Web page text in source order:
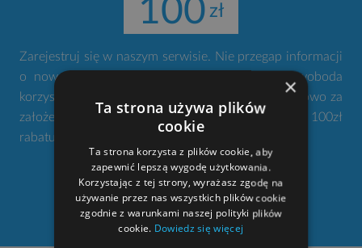
100
Zarejestruj się w naszym serwisie. Nie przegap informacji
o nowościach i promocjach. Twoje konto to swoboda
korzystania z narzędzi gdziekolwiek jesteś. Dodatkowo za
założenie konta otrzymujesz od nas w prezencie 100zł
rabatu na zakup projektu domu.
ZAŁÓŻ KONTO
×
Ta strona używa plików
cookie
Ta strona korzysta z plików cookie, aby
zapewnić lepszą wygodę użytkowania.
Korzystając z tej strony, wyrażasz zgodę na
używanie przez nas wszystkich plików cookie
zgodnie z warunkami naszej polityki plików
cookie. Dowiedz się więcej